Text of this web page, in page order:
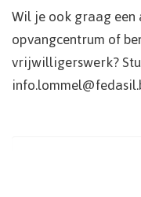
Wil je ook graag
opvangcentrum of
vrijwilligerswerk?